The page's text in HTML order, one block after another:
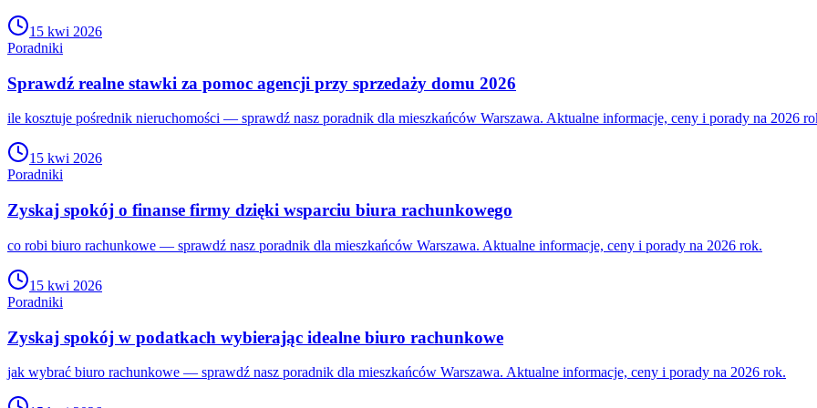
15 kwi 2026
Poradniki
Sprawdź realne stawki za pomoc agencji przy sprzedaży domu 2026
ile kosztuje pośrednik nieruchomości — sprawdź nasz poradnik dla mieszkańców Warszawa. Aktualne informacje, ceny i porady na 2026
15 kwi 2026
Poradniki
Zyskaj spokój o finanse firmy dzięki wsparciu biura rachunkowego
co robi biuro rachunkowe — sprawdź nasz poradnik dla mieszkańców Warszawa. Aktualne informacje, ceny i porady na 2026 rok.
15 kwi 2026
Poradniki
Zyskaj spokój w podatkach wybierając idealne biuro rachunkowe
jak wybrać biuro rachunkowe — sprawdź nasz poradnik dla mieszkańców Warszawa. Aktualne informacje, ceny i porady na 2026 rok.